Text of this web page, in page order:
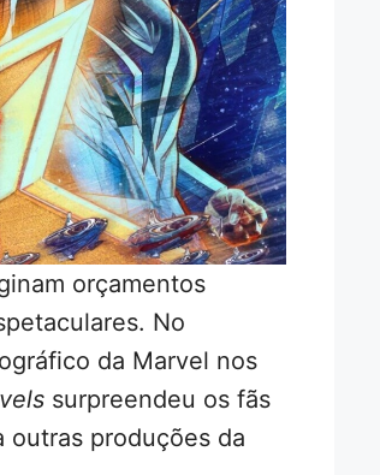
orçamentos
No
da Marvel nos
surpreendeu os fãs
outras produções da